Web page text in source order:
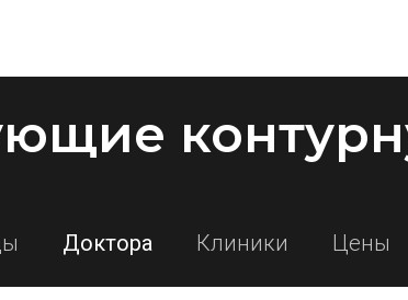
Доктора Клиники Цены